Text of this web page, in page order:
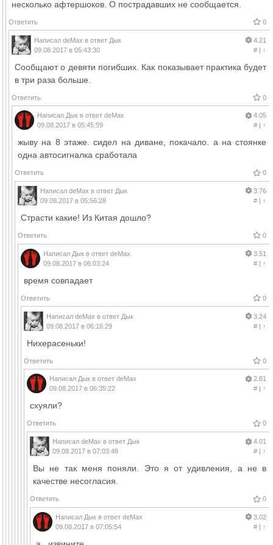
несколько афтершоков. О пострадавших не сообщается.
Ответить 0
Написал deMax в ответ Дык
09.08.2017 в 05:43:30
4.21
#| ↑
Сообщают о девяти погибших. Как показывает практика будет
в три раза больше.
Ответить 0
Написал Дык в ответ deMax
09.08.2017 в 05:45:59
4.05
#| ↑
жыву на 8 этаже. сидел на диване, покачало. а на стоянке
одна автосигналка сработала
Ответить 0
Написал deMax в ответ Дык
09.08.2017 в 05:56:28
3.76
#| ↑
Страсти какие! Из Китая дошло?
Ответить 0
Написал Дык в ответ deMax
09.08.2017 в 06:03:24
3.51
#| ↑
время совпадает
Ответить 0
Написал deMax в ответ Дык
09.08.2017 в 06:16:29
3.24
#| ↑
Нихерасеньки!
Ответить 0
Написал Дык в ответ deMax
09.08.2017 в 06:35:22
2.81
#| ↑
схуяли?
Ответить 0
Написал deMax в ответ Дык
09.08.2017 в 07:03:48
4.01
#| ↑
Вы не так меня поняли. Это я от удивления, а не в
качестве несогласия.
Ответить 0
Написал Дык в ответ deMax
09.08.2017 в 07:05:54
3.02
#| ↑